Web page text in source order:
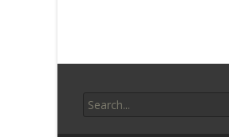
for: